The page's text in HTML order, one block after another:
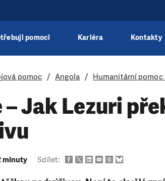
pomoci Kariéra Kontakty
pomoc Angola Humanitární pomoc
Jak Lezuri
minuty Sdílet: